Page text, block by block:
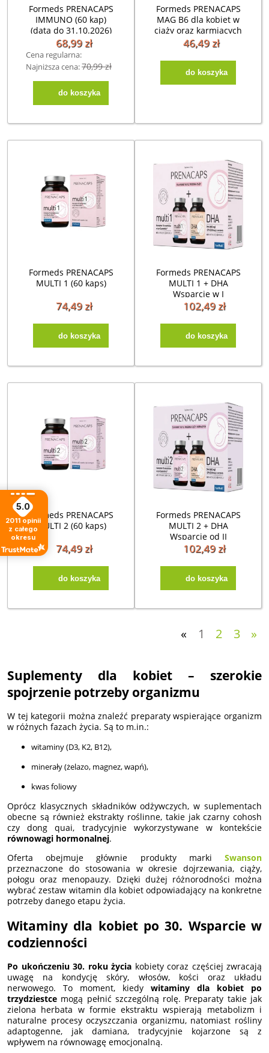
Formeds PRENACAPS
IMMUNO (60 kap)
(data do 31.10.2026)
68,99 zł
Cena regularna:
Najniższa cena:70,99 zł
do koszyka
Formeds PRENACAPS
MAG B6 dla kobiet w
ciąży oraz karmiących
(60kaps)
46,49 zł
do koszyka
Formeds PRENACAPS
MULTI 1 (60 kaps)
74,49 zł
do koszyka
Formeds PRENACAPS
MULTI 1 + DHA
Wsparcie w I
trymestrze (60 kaps)
102,49 zł
do koszyka
Formeds PRENACAPS
MULTI 2 (60 kaps)
74,49 zł
do koszyka
Formeds PRENACAPS
MULTI 2 + DHA
Wsparcie od II
trymestru (60 kaps)
102,49 zł
do koszyka
« 1 2 3 »
Suplementy dla kobiet – szerokie
spojrzenie potrzeby organizmu
W tej kategorii można znaleźć preparaty wspierające organizm
w różnych fazach życia. Są to m.in.:
witaminy (D3, K2, B12),
minerały (żelazo, magnez, wapń),
kwas foliowy
Oprócz klasycznych składników odżywczych, w suplementach
obecne są również ekstrakty roślinne, takie jak czarny cohosh
czy dong quai, tradycyjnie wykorzystywane w kontekście
równowagi hormonalnej.
Oferta obejmuje głównie produkty marki Swanson
przeznaczone do stosowania w okresie dojrzewania, ciąży,
połogu oraz menopauzy. Dzięki dużej różnorodności można
wybrać zestaw witamin dla kobiet odpowiadający na konkretne
potrzeby danego etapu życia.
Witaminy dla kobiet po 30. Wsparcie w
codzienności
Po ukończeniu 30. roku życia kobiety coraz częściej zwracają
uwagę na kondycję skóry, włosów, kości oraz układu
nerwowego. To moment, kiedy witaminy dla kobiet po
trzydziestce mogą pełnić szczególną rolę. Preparaty takie jak
zielona herbata w formie ekstraktu wspierają metabolizm i
naturalne procesy oczyszczania organizmu, natomiast rośliny
adaptogenne, jak damiana, tradycyjnie kojarzone są z
wpływem na równowagę emocjonalną.
5.0
2011 opinii
z całego
okresu